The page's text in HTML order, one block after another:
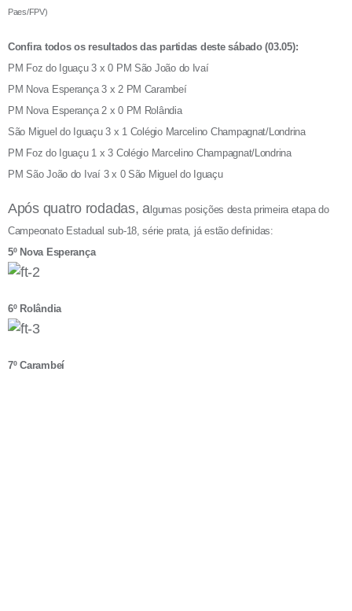
Paes/FPV)
Confira todos os resultados das partidas deste sábado (03.05):
PM Foz do Iguaçu 3 x 0 PM São João do Ivaí
PM Nova Esperança 3 x 2 PM Carambeí
PM Nova Esperança 2 x 0 PM Rolândia
São Miguel do Iguaçu 3 x 1 Colégio Marcelino Champagnat/Londrina
PM Foz do Iguaçu 1 x 3 Colégio Marcelino Champagnat/Londrina
PM São João do Ivaí 3 x 0 São Miguel do Iguaçu
Após quatro rodadas, a lgumas posições desta primeira etapa do
Campeonato Estadual sub-18, série prata, já estão definidas:
5º Nova Esperança
6º Rolândia
7º Carambeí